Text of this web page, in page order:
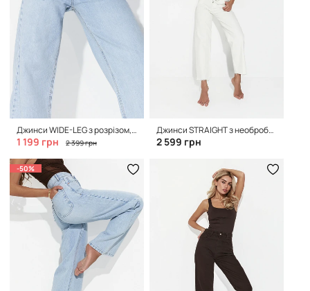
Джинси WIDE-LEG з розрізом, Blue
1 199 грн 2 399 грн
Джинси STRAIGHT з необробленим нижнім краєм, Ivory
2 599 грн
-50%